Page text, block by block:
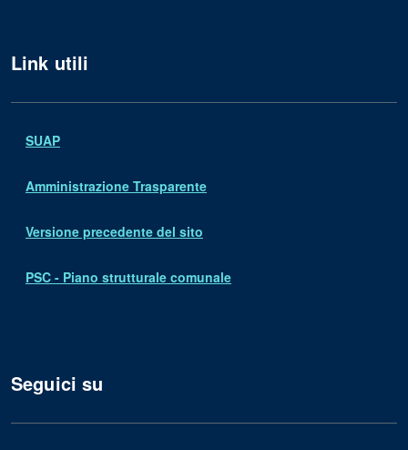
Link utili
SUAP
Amministrazione Trasparente
Versione precedente del sito
PSC - Piano strutturale comunale
Seguici su